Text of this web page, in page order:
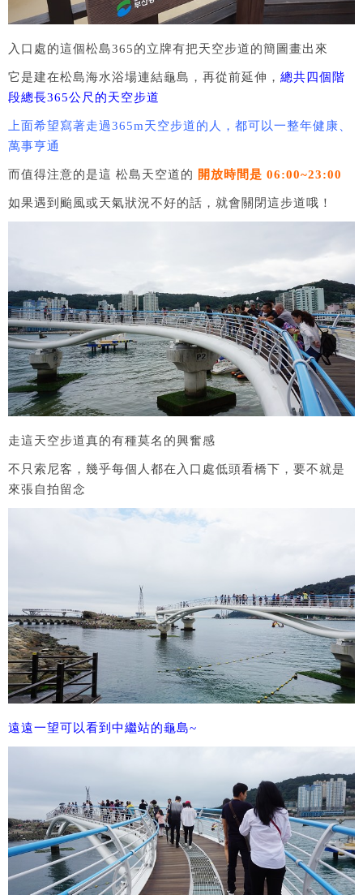
入口處的這個松島365的立牌有把天空步道的簡圖畫出來
它是建在松島海水浴場連結龜島，再從前延伸， 總共四個階
段總長365公尺的天空步道
上面希望寫著走過365m天空步道的人，都可以一整年健康、
萬事亨通
而值得注意的是這 松島天空道的 開放時間是 06:00~23:00
如果遇到颱風或天氣狀況不好的話，就會關閉這步道哦！
走這天空步道真的有種莫名的興奮感
不只索尼客，幾乎每個人都在入口處低頭看橋下，要不就是
來張自拍留念
遠遠一望可以看到中繼站的龜島~